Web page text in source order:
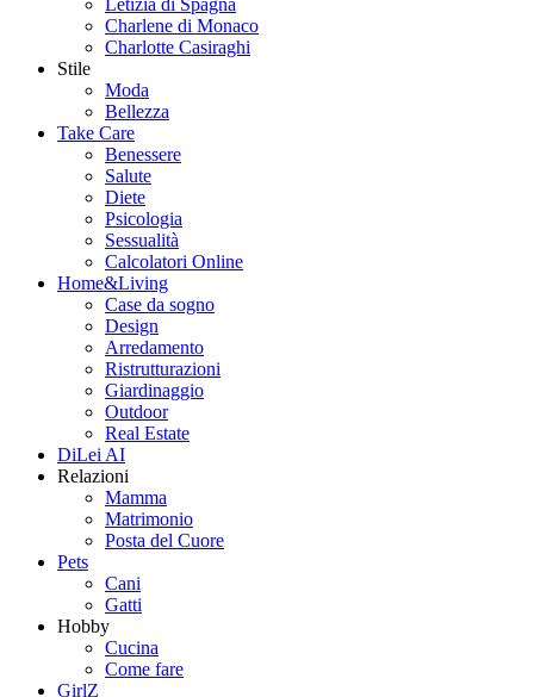
Charlene di Monaco
Charlotte Casiraghi
Stile
Moda
Bellezza
Take Care
Benessere
Salute
Diete
Psicologia
Sessualità
Calcolatori Online
Home&Living
Case da sogno
Design
Arredamento
Ristrutturazioni
Giardinaggio
Outdoor
Real Estate
DiLei AI
Relazioni
Mamma
Matrimonio
Posta del Cuore
Pets
Cani
Gatti
Hobby
Cucina
Come fare
GirlZ